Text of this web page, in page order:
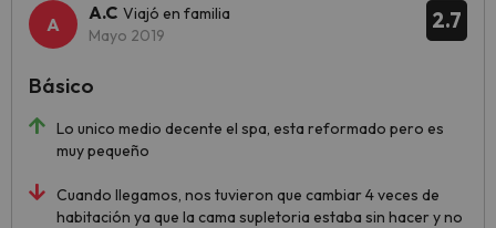
2.7
A.C Viajó en familia
Mayo 2019
Lo unico medio decente el spa, esta reformado pero es
muy pequeño
Cuando llegamos, nos tuvieron que cambiar 4 veces de
habitación ya que la cama supletoria estaba sin hacer y no
Básico